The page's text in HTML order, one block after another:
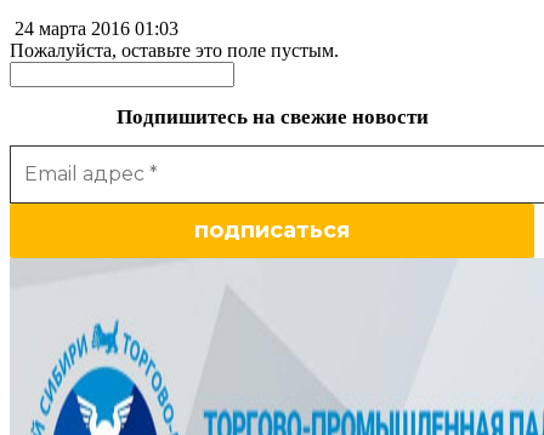
24 марта 2016 01:03
Пожалуйста, оставьте это поле пустым.
Подпишитесь на свежие новости